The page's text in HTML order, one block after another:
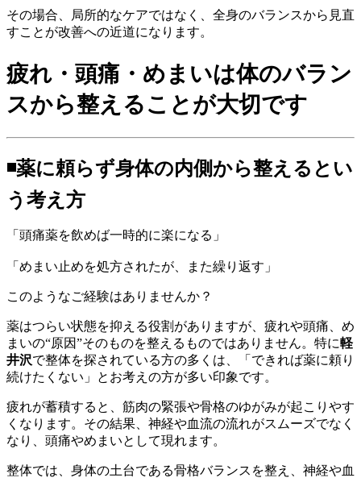
その場合、局所的なケアではなく、全身のバランスから見直
すことが改善への近道になります。
疲れ・頭痛・めまいは体のバラン
スから整えることが大切です
◾️薬に頼らず身体の内側から整えるとい
う考え方
「頭痛薬を飲めば一時的に楽になる」
「めまい止めを処方されたが、また繰り返す」
このようなご経験はありませんか？
薬はつらい状態を抑える役割がありますが、疲れや頭痛、め
まいの“原因”そのものを整えるものではありません。特に軽
井沢で整体を探されている方の多くは、「できれば薬に頼り
続けたくない」とお考えの方が多い印象です。
疲れが蓄積すると、筋肉の緊張や骨格のゆがみが起こりやす
くなります。その結果、神経や血流の流れがスムーズでなく
なり、頭痛やめまいとして現れます。
整体では、身体の土台である骨格バランスを整え、神経や血